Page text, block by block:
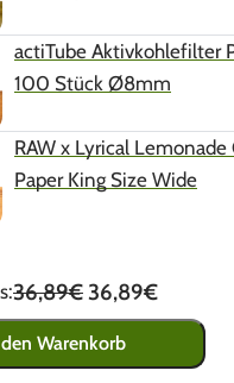
actiTube Aktivkohlefilter
100 Stück Ø8mm
RAW x Lyrical Lemonade
Paper King Size Wide
36,89€36,89€
Warenkorb